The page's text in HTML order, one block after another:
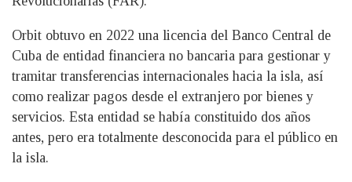
Orbit obtuvo en 2022 una licencia del Banco Central de
Cuba de entidad financiera no bancaria para gestionar y
tramitar transferencias internacionales hacia la isla, así
como realizar pagos desde el extranjero por bienes y
servicios. Esta entidad se había constituido dos años
antes, pero era totalmente desconocida para el público en
la isla.